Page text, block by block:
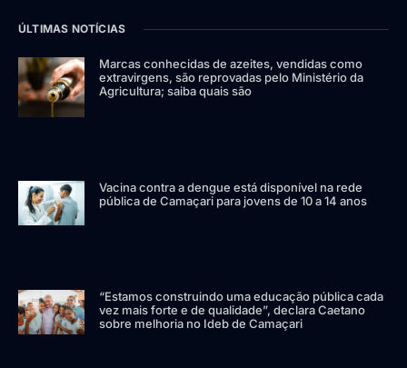
ÚLTIMAS NOTÍCIAS
Marcas conhecidas de azeites, vendidas como
extravirgens, são reprovadas pelo Ministério da
Agricultura; saiba quais são
Vacina contra a dengue está disponível na rede
pública de Camaçari para jovens de 10 a 14 anos
“Estamos construindo uma educação pública cada
vez mais forte e de qualidade”, declara Caetano
sobre melhoria no Ideb de Camaçari